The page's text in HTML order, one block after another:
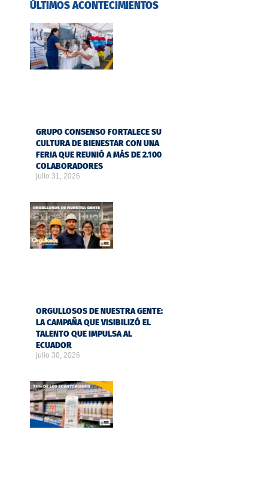
ÚLTIMOS ACONTECIMIENTOS
GRUPO CONSENSO FORTALECE SU
CULTURA DE BIENESTAR CON UNA
FERIA QUE REUNIÓ A MÁS DE 2.100
COLABORADORES
julio 31, 2026
ORGULLOSOS DE NUESTRA GENTE:
LA CAMPAÑA QUE VISIBILIZÓ EL
TALENTO QUE IMPULSA AL
ECUADOR
julio 30, 2026